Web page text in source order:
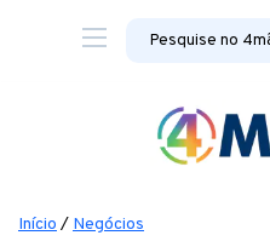
Início / Negócios